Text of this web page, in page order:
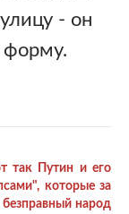
- он
форму.
так Путин и его
которые за
народ